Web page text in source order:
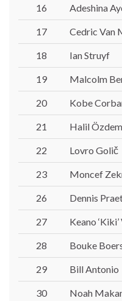
16 Adeshina
17 Cedric Van
18 Ian Struyf
19 Malcolm
20 Kobe
21 Halil
22 Lovro Golič
23 Moncef
26 Dennis
27 Keano
28 Bouke
29 Bill Antonio
30 Noah